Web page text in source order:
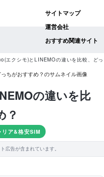
サイトマップ
運営会社
おすすめ関連サイト
エクシモ)とLINEMOの違いを比較、ど
の違いを比
？
リア&格安SIM
広告が含まれています。